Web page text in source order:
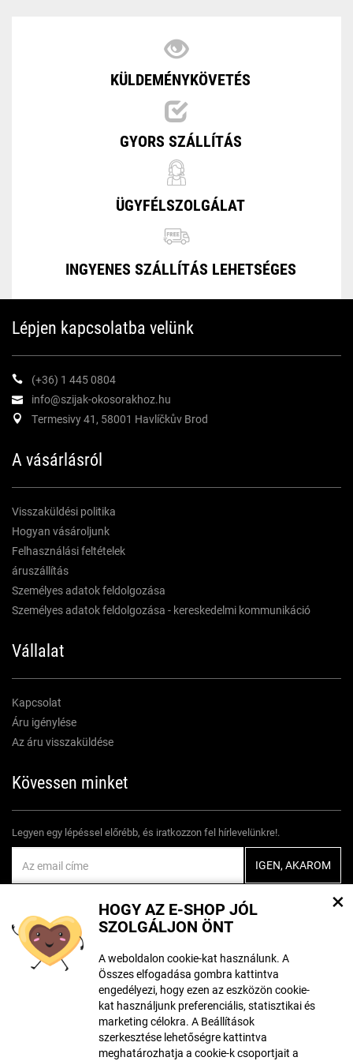
HOGY AZ E-SHOP JÓL
SZOLGÁLJON ÖNT
A weboldalon cookie-kat használunk. A
Összes elfogadása gombra kattintva
engedélyezi, hogy ezen az eszközön cookie-
kat használjunk preferenciális, statisztikai és
marketing célokra. A Beállítások
szerkesztése lehetőségre kattintva
meghatározhatja a cookie-k csoportjait a
×
KÜLDEMÉNYKÖVETÉS
GYORS SZÁLLÍTÁS
ÜGYFÉLSZOLGÁLAT
INGYENES SZÁLLÍTÁS LEHETSÉGES
Lépjen kapcsolatba velünk
(+36) 1 445 0804
info@szijak-okosorakhoz.hu
Termesivy 41, 58001 Havlíčkův Brod
A vásárlásról
Visszaküldési politika
Hogyan vásároljunk
Felhasználási feltételek
áruszállítás
Személyes adatok feldolgozása
Személyes adatok feldolgozása - kereskedelmi kommunikáció
Vállalat
Kapcsolat
Áru igénylése
Az áru visszaküldése
Kövessen minket
Legyen egy lépéssel előrébb, és iratkozzon fel hírlevelünkre!.
A tartalom létrehozásakor mesterséges intelligencia eszközöket
használhattak. További információitt található.
© Szerzői jog ECLIPSERA s.r.o.